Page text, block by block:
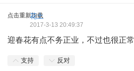
点击重新加载
花土
2017-3-13 20:49:37
迎春花有点不务正业，不过也很正常
支持 反对